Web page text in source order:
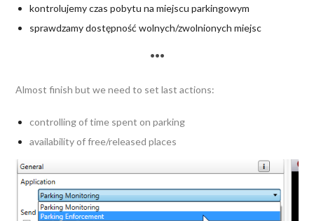
kontrolujemy czas pobytu na miejscu parkingowym
sprawdzamy dostępność wolnych/zwolnionych miejsc
•••
Almost finish but we need to set last actions:
controlling of time spent on parking
availability of free/released places